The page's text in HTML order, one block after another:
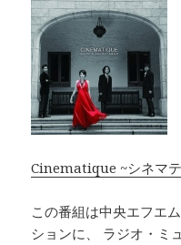
Cinematique ~シネマ
この番組は中央エフエ
ションに、 ラジオ・